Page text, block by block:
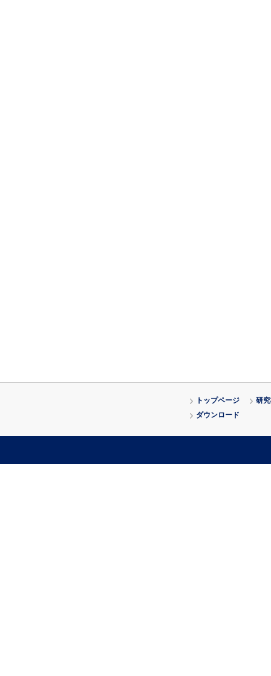
トップページ
研
ダウンロード